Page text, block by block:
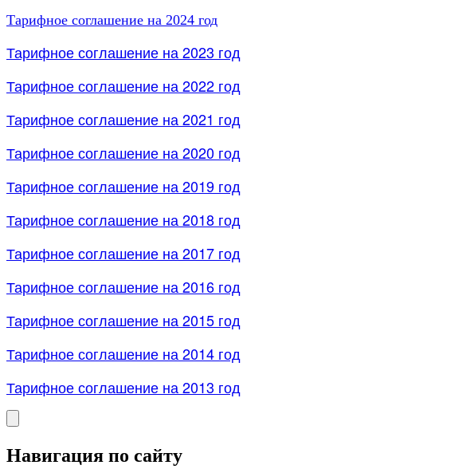
Тарифное соглашение на 2024 год
Тарифное соглашение на 2023 год
Тарифное соглашение на 2022 год
Тарифное соглашение на 2021 год
Тарифное соглашение на 2020 год
Тарифное соглашение на 2019 год
Тарифное соглашение на 2018 год
Тарифное соглашение на 2017 год
Тарифное соглашение на 2016 год
Тарифное соглашение на 2015 год
Тарифное соглашение на 2014 год
Тарифное соглашение на 2013 год
Навигация по сайту